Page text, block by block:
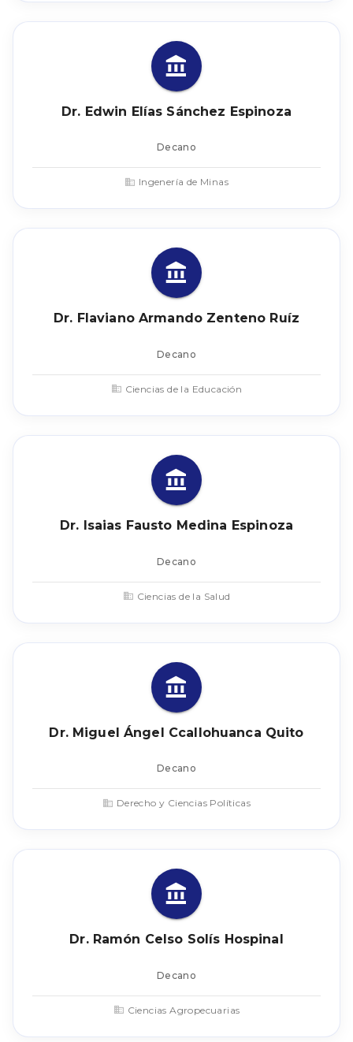
Dr. Edwin Elías Sánchez Espinoza
Decano
Ingenería de Minas
Dr. Flaviano Armando Zenteno Ruíz
Decano
Ciencias de la Educación
Dr. Isaias Fausto Medina Espinoza
Decano
Ciencias de la Salud
Dr. Miguel Ángel Ccallohuanca Quito
Decano
Derecho y Ciencias Políticas
Dr. Ramón Celso Solís Hospinal
Decano
Ciencias Agropecuarias